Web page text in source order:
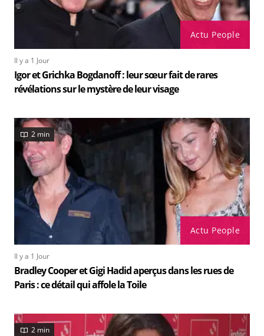
Actu People
Il y a 1 Jour
Igor et Grichka Bogdanoff : leur sœur fait de rares
révélations sur le mystère de leur visage
Actu People
2 min
Il y a 1 Jour
Bradley Cooper et Gigi Hadid aperçus dans les rues de
Paris : ce détail qui affole la Toile
2 min